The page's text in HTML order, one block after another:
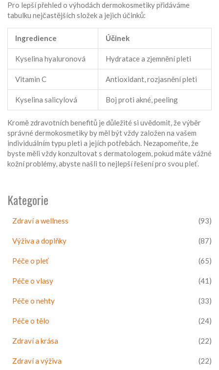
Pro lepší přehled o výhodách dermokosmetiky přidáváme
tabulku nejčastějších složek a jejich účinků:
Ingredience Účinek
Kyselina hyaluronová Hydratace a zjemnění pleti
Vitamin C Antioxidant, rozjasnění pleti
Kyselina salicylová Boj proti akné, peeling
Kromě zdravotních benefitů je důležité si uvědomit, že výběr
správné dermokosmetiky by měl být vždy založen na vašem
individuálním typu pleti a jejích potřebách. Nezapomeňte, že
byste měli vždy konzultovat s dermatologem, pokud máte vážné
kožní problémy, abyste našli to nejlepší řešení pro svou pleť.
Kategorie
Zdraví a wellness (93)
Výživa a doplňky (87)
Péče o pleť (65)
Péče o vlasy (41)
Péče o nehty (33)
Péče o tělo (24)
Zdraví a krása (22)
Zdraví a výživa (22)